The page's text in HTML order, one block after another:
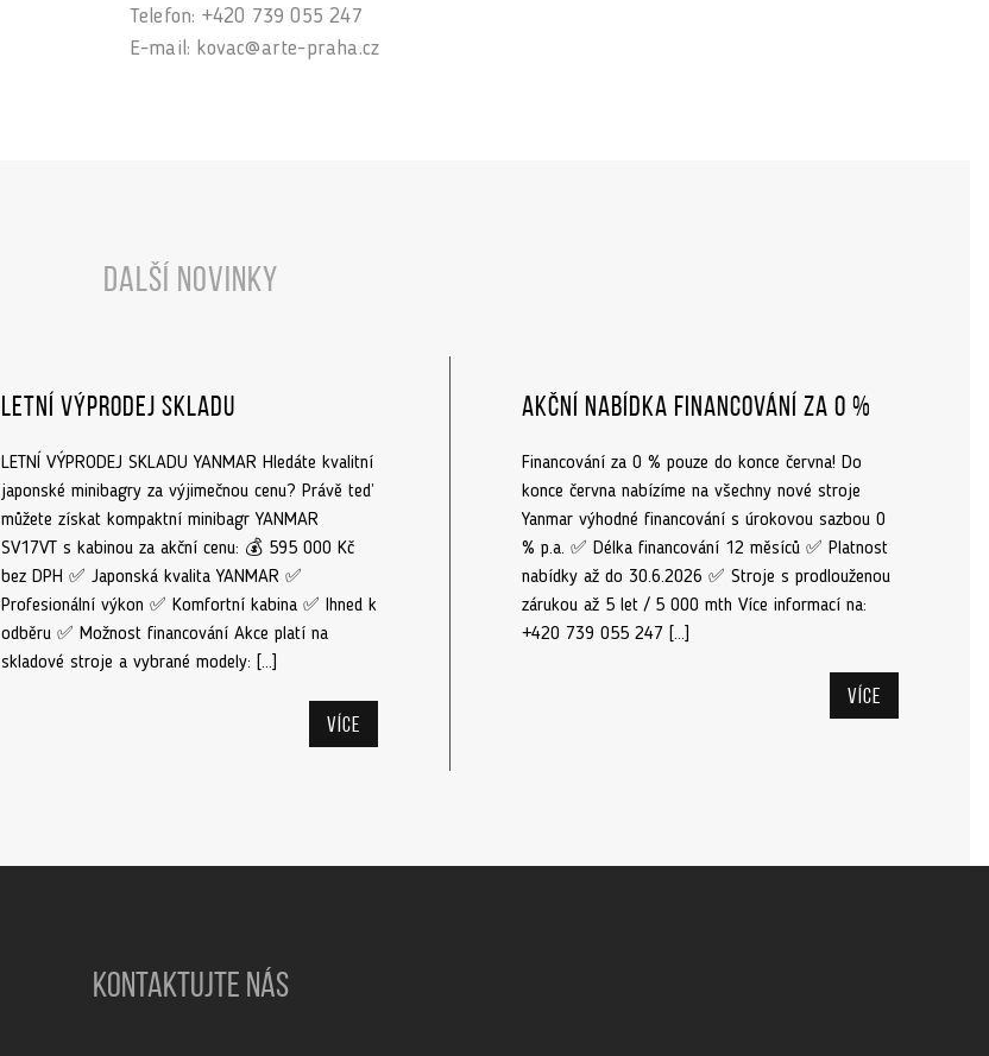
Telefon: +420 739 055 247
E-mail: kovac@arte-praha.cz
Další novinky
Letní výprodej skladu
LETNÍ VÝPRODEJ SKLADU YANMAR Hledáte kvalitní
japonské minibagry za výjimečnou cenu? Právě teď
můžete získat kompaktní minibagr YANMAR
SV17VT s kabinou za akční cenu: 💰 595 000 Kč
bez DPH ✅ Japonská kvalita YANMAR ✅
Profesionální výkon ✅ Komfortní kabina ✅ Ihned k
odběru ✅ Možnost financování Akce platí na
skladové stroje a vybrané modely: […]
Více
Akční nabídka financování za 0 %
Financování za 0 % pouze do konce června! Do
konce června nabízíme na všechny nové stroje
Yanmar výhodné financování s úrokovou sazbou 0
% p.a. ✅ Délka financování 12 měsíců ✅ Platnost
nabídky až do 30.6.2026 ✅ Stroje s prodlouženou
zárukou až 5 let / 5 000 mth Více informací na:
+420 739 055 247 […]
Více
KONTAKTUJTE NÁS